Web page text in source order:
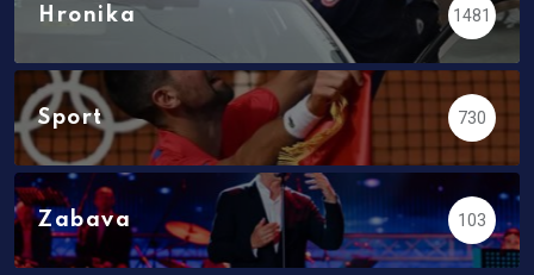
Hronika 1481
Sport 730
Zabava 103